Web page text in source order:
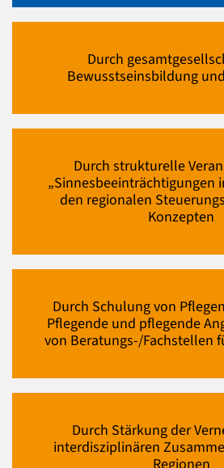
Durch
Bewusstseinsbildung
Durch strukturelle
„Sinnesbeeinträchtigungen
den regionalen
Konzepten
Durch Schulung von
Pflegende und pflegende
von Beratungs-/Fachstellen
Durch Stärkung der
interdisziplinären